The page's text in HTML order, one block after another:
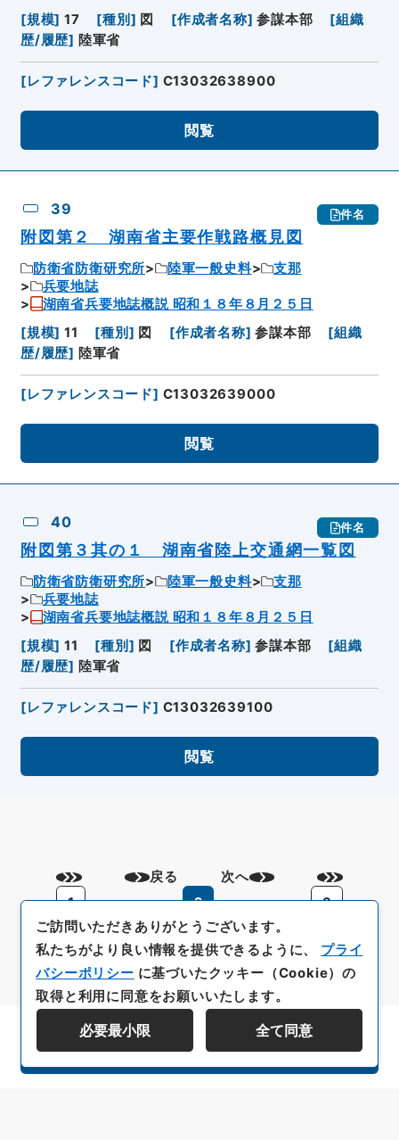
[規模] 17 [種別 ] 図 [作成者名称] 参謀本部 [組織
歴/履歴] 陸軍省
[レファレンスコード] C13032638900
閲覧
39 件名
附図第２ 湖南省主要作戦路概見図
防衛省防衛研究所 陸軍一般史料
支那
兵要地誌
湖南省兵要地誌概説 昭和１８年８月２５日
[規模] 11 [種別 ] 図 [作成者名称] 参謀本部 [組織
歴/履歴] 陸軍省
[レファレンスコード] C13032639000
閲覧
40 件名
附図第３其の１ 湖南省陸上交通網一覧図
防衛省防衛研究所 陸軍一般史料
支那
兵要地誌
湖南省兵要地誌概説 昭和１８年８月２５日
[規模] 11 [種別 ] 図 [作成者名称] 参謀本部 [組織
歴/履歴] 陸軍省
[レファレンスコード] C13032639100
閲覧
戻る
1
2 3
次へ
資料群階層を表示する
ご訪問いただきありがとうございます。
私たちがより良い情報を提供できるように、 プライ
バシーポリシー に基づいたクッキー（Cookie）の
取得と利用に同意をお願いいたします。
必要最小限 全て同意